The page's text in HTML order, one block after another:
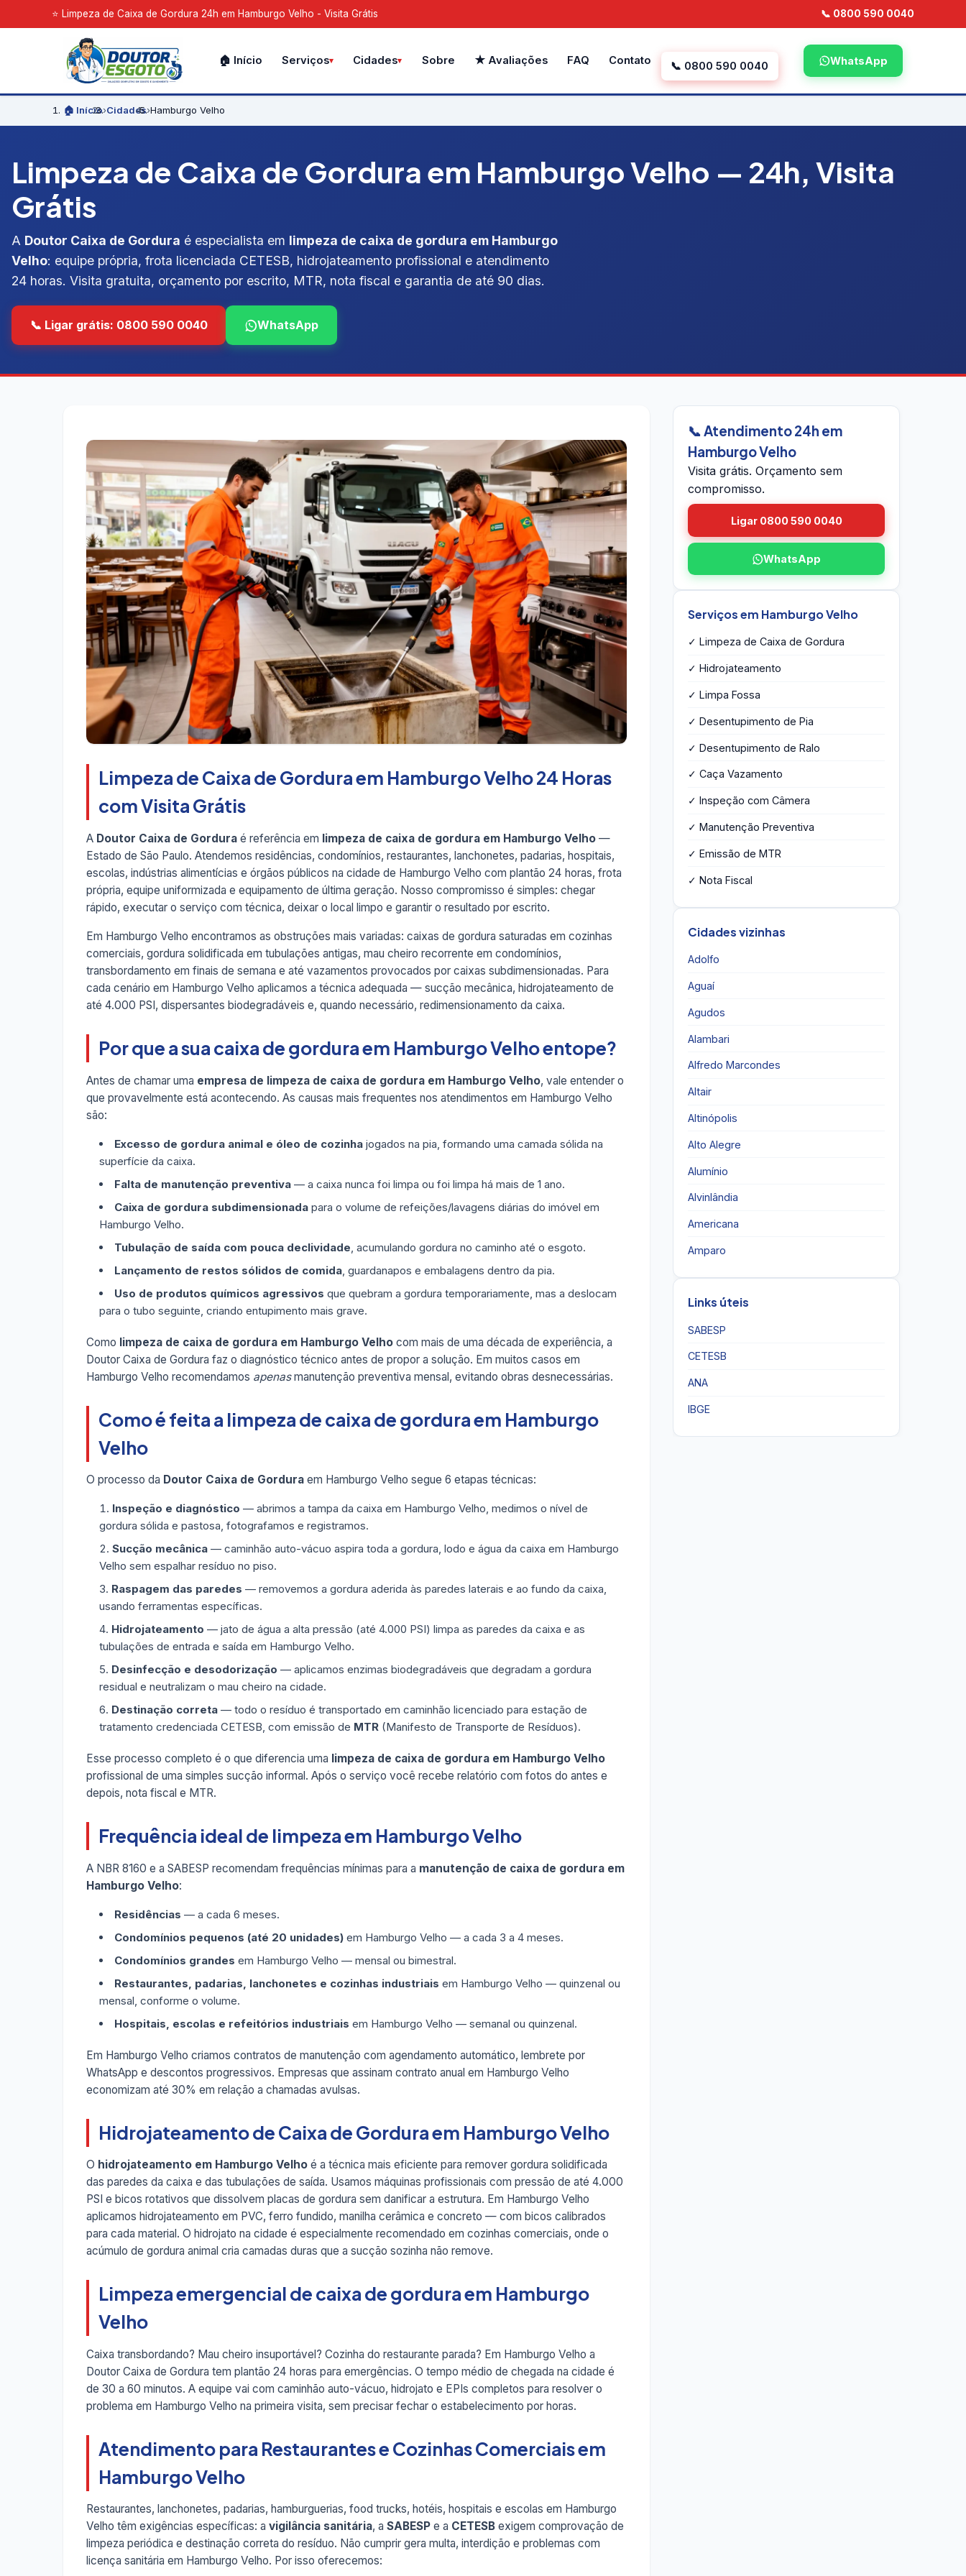
⭐ Limpeza de Caixa de Gordura 24h em Hamburgo Velho - Visita Grátis 📞 0800 590 0040
🏠 Início Serviços Cidades Sobre ★ Avaliações FAQ Contato 📞 0800 590 0040 WhatsApp
🏠 Início›Cidades›Hamburgo Velho
Limpeza de Caixa de Gordura em Hamburgo Velho — 24h, Visita
Grátis
A Doutor Caixa de Gordura é especialista em limpeza de caixa de gordura em Hamburgo
Velho: equipe própria, frota licenciada CETESB, hidrojateamento profissional e atendimento
24 horas. Visita gratuita, orçamento por escrito, MTR, nota fiscal e garantia de até 90 dias.
📞 Ligar grátis: 0800 590 0040 WhatsApp
Limpeza de Caixa de Gordura em Hamburgo Velho 24 Horas
com Visita Grátis
A Doutor Caixa de Gordura é referência em limpeza de caixa de gordura em Hamburgo Velho —
Estado de São Paulo. Atendemos residências, condomínios, restaurantes, lanchonetes, padarias, hospitais,
escolas, indústrias alimentícias e órgãos públicos na cidade de Hamburgo Velho com plantão 24 horas, frota
própria, equipe uniformizada e equipamento de última geração. Nosso compromisso é simples: chegar
rápido, executar o serviço com técnica, deixar o local limpo e garantir o resultado por escrito.
Em Hamburgo Velho encontramos as obstruções mais variadas: caixas de gordura saturadas em cozinhas
comerciais, gordura solidificada em tubulações antigas, mau cheiro recorrente em condomínios,
transbordamento em finais de semana e até vazamentos provocados por caixas subdimensionadas. Para
cada cenário em Hamburgo Velho aplicamos a técnica adequada — sucção mecânica, hidrojateamento de
até 4.000 PSI, dispersantes biodegradáveis e, quando necessário, redimensionamento da caixa.
Por que a sua caixa de gordura em Hamburgo Velho entope?
Antes de chamar uma empresa de limpeza de caixa de gordura em Hamburgo Velho, vale entender o
que provavelmente está acontecendo. As causas mais frequentes nos atendimentos em Hamburgo Velho
são:
Excesso de gordura animal e óleo de cozinhajogados na pia, formando uma camada sólida na
superfície da caixa.
Falta de manutenção preventiva— a caixa nunca foi limpa ou foi limpa há mais de 1 ano.
Caixa de gordura subdimensionadapara o volume de refeições/lavagens diárias do imóvel em
Hamburgo Velho.
Tubulação de saída com pouca declividade , acumulando gordura no caminho até o esgoto.
Lançamento de restos sólidos de comida, guardanapos e embalagens dentro da pia.
Uso de produtos químicos agressivos que quebram a gordura temporariamente, mas a deslocam
para o tubo seguinte, criando entupimento mais grave.
Como limpeza de caixa de gordura em Hamburgo Velho com mais de uma década de experiência, a
Doutor Caixa de Gordura faz o diagnóstico técnico antes de propor a solução. Em muitos casos em
Hamburgo Velho recomendamos apenasmanutenção preventiva mensal, evitando obras desnecessárias.
Como é feita a limpeza de caixa de gordura em Hamburgo
Velho
O processo da Doutor Caixa de Gordura em Hamburgo Velho segue 6 etapas técnicas:
Inspeção e diagnóstico — abrimos a tampa da caixa em Hamburgo Velho, medimos o nível de
gordura sólida e pastosa, fotografamos e registramos.
Sucção mecânica— caminhão auto-vácuo aspira toda a gordura, lodo e água da caixa em Hamburgo
Velho sem espalhar resíduo no piso.
Raspagem das paredes — removemos a gordura aderida às paredes laterais e ao fundo da caixa,
usando ferramentas específicas.
Hidrojateamento — jato de água a alta pressão (até 4.000 PSI) limpa as paredes da caixa e as
tubulações de entrada e saída em Hamburgo Velho.
Desinfecção e desodorização — aplicamos enzimas biodegradáveis que degradam a gordura
residual e neutralizam o mau cheiro na cidade.
Destinação correta— todo o resíduo é transportado em caminhão licenciado para estação de
tratamento credenciada CETESB, com emissão de MTR(Manifesto de Transporte de Resíduos).
Esse processo completo é o que diferencia uma limpeza de caixa de gordura em Hamburgo Velho
profissional de uma simples sucção informal. Após o serviço você recebe relatório com fotos do antes e
depois, nota fiscal e MTR.
Frequência ideal de limpeza em Hamburgo Velho
A NBR 8160 e a SABESP recomendam frequências mínimas para a manutenção de caixa de gordura em
Hamburgo Velho:
Residências — a cada 6 meses.
Condomínios pequenos (até 20 unidades)em Hamburgo Velho — a cada 3 a 4 meses.
Condomínios grandes em Hamburgo Velho — mensal ou bimestral.
Restaurantes, padarias, lanchonetes e cozinhas industriais em Hamburgo Velho — quinzenal ou
mensal, conforme o volume.
Hospitais, escolas e refeitórios industriais em Hamburgo Velho — semanal ou quinzenal.
Em Hamburgo Velho criamos contratos de manutenção com agendamento automático, lembrete por
WhatsApp e descontos progressivos. Empresas que assinam contrato anual em Hamburgo Velho
economizam até 30% em relação a chamadas avulsas.
Hidrojateamento de Caixa de Gordura em Hamburgo Velho
O hidrojateamento em Hamburgo Velho é a técnica mais eficiente para remover gordura solidificada
das paredes da caixa e das tubulações de saída. Usamos máquinas profissionais com pressão de até 4.000
PSI e bicos rotativos que dissolvem placas de gordura sem danificar a estrutura. Em Hamburgo Velho
aplicamos hidrojateamento em PVC, ferro fundido, manilha cerâmica e concreto — com bicos calibrados
para cada material. O hidrojato na cidade é especialmente recomendado em cozinhas comerciais, onde o
acúmulo de gordura animal cria camadas duras que a sucção sozinha não remove.
Limpeza emergencial de caixa de gordura em Hamburgo
Velho
Caixa transbordando? Mau cheiro insuportável? Cozinha do restaurante parada? Em Hamburgo Velho a
Doutor Caixa de Gordura tem plantão 24 horas para emergências. O tempo médio de chegada na cidade é
de 30 a 60 minutos. A equipe vai com caminhão auto-vácuo, hidrojato e EPIs completos para resolver o
problema em Hamburgo Velho na primeira visita, sem precisar fechar o estabelecimento por horas.
Atendimento para Restaurantes e Cozinhas Comerciais em
Hamburgo Velho
Restaurantes, lanchonetes, padarias, hamburguerias, food trucks, hotéis, hospitais e escolas em Hamburgo
Velho têm exigências específicas: a vigilância sanitária, a SABESP e a CETESB exigem comprovação de
limpeza periódica e destinação correta do resíduo. Não cumprir gera multa, interdição e problemas com
licença sanitária em Hamburgo Velho. Por isso oferecemos:
📞 Atendimento 24h em
Hamburgo Velho
Visita grátis. Orçamento sem
compromisso.
Ligar 0800 590 0040
WhatsApp
Serviços em Hamburgo Velho
✓ Limpeza de Caixa de Gordura
✓ Hidrojateamento
✓ Limpa Fossa
✓ Desentupimento de Pia
✓ Desentupimento de Ralo
✓ Caça Vazamento
✓ Inspeção com Câmera
✓ Manutenção Preventiva
✓ Emissão de MTR
✓ Nota Fiscal
Cidades vizinhas
Adolfo
Aguaí
Agudos
Alambari
Alfredo Marcondes
Altair
Altinópolis
Alto Alegre
Alumínio
Alvinlândia
Americana
Amparo
Links úteis
SABESP
CETESB
ANA
IBGE